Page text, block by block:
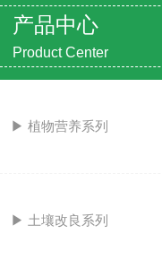
产品中心
Product Center
▶ 植物营养系列
▶ 土壤改良系列